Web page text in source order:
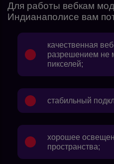
Для работы вебкам
Индианаполисе вам
качественная
разрешением не
пикселей;
стабильный
хорошее
пространства;